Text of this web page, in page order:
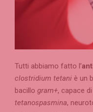
Tutti abbiamo fatto l’
clostridium tetani è un
bacillo gram+, capace
tetanospasmina,